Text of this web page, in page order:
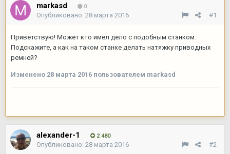
markasd 0
#1
Опубликовано: 28 марта 2016
Приветствую! Может кто имел дело с подобным станком.
Подскажите, а как на таком станке делать натяжку приводных
ремней?
Изменено 28 марта 2016 пользователем markasd
alexander-1 2 480
#2
Опубликовано: 28 марта 2016